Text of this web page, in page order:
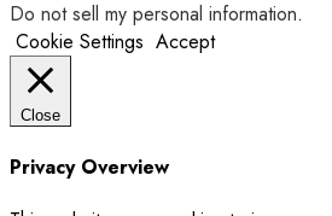
Do not sell my personal information.
Cookie Settings Accept
Close
Privacy Overview